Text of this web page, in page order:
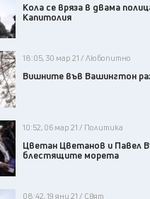
Кола се вряза в двама
Капитолия
18:05, 30 мар 21 / Любопитно
Вишните във Вашингтон
10:52, 06 мар 21 / Политика
Цветан Цветанов и Павел
блестящите морета
08:42, 19 яну 21 / Свят